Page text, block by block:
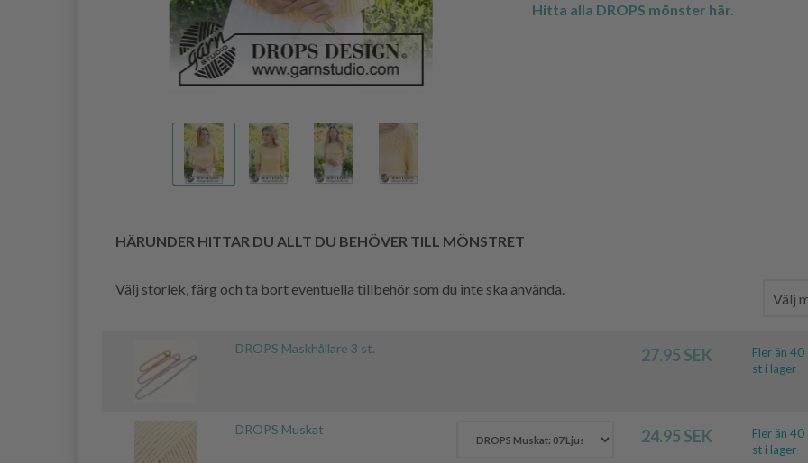
Hitta alla DROPS mönster här.
HÄRUNDER HITTAR DU ALLT DU BEHÖVER TILL MÖNSTRET
Välj storlek, färg och ta bort eventuella tillbehör som du inte ska använda.
DROPS Maskhållare 3 st. 27.95 SEK
Fler än 40
st i lager
DROPS Muskat 24.95 SEK
Fler än 40
st i lager